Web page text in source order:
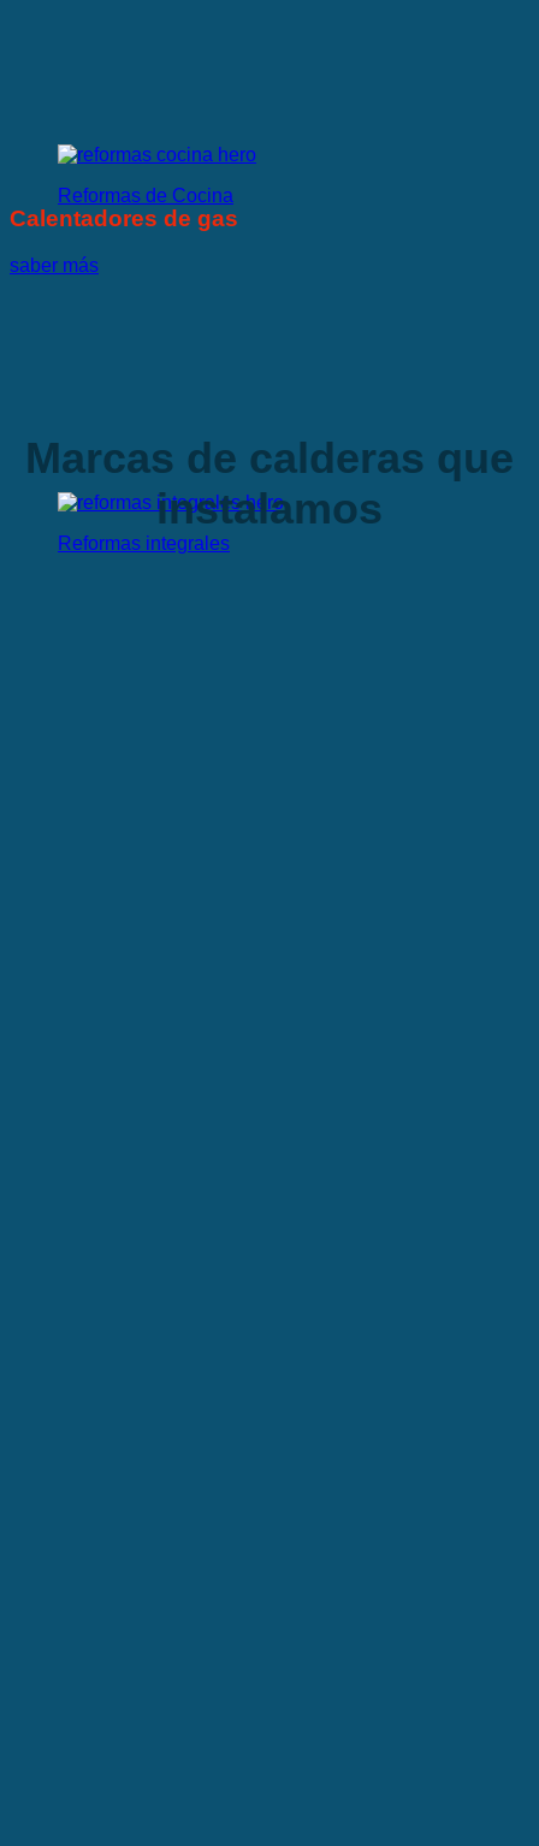
Reformas de Cocina
Reformas integrales
Calentadores de gas
saber más
Marcas de calderas que
instalamos